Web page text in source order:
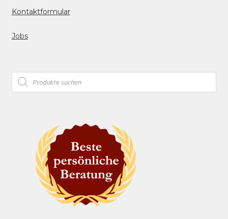
Kontaktformular
Jobs
Products
search